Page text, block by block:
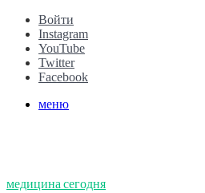
Войти
Instagram
YouTube
Twitter
Facebook
меню
медицина сегодня